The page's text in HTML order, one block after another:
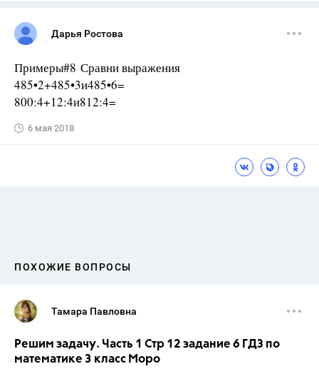
Дарья Ростова
Примеры#8 Сравни выражения
485•2+485•3и485•6=
800:4+12:4и812:4=
6 мая 2018
ПОХОЖИЕ ВОПРОСЫ
Тамара Павловна
Решим задачу. Часть 1 Стр 12 задание 6 ГДЗ по
математике 3 класс Моро